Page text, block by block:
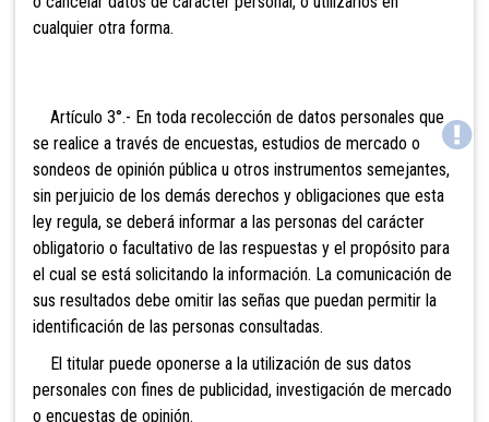
cualquier otra forma.
Artículo 3°.- En toda recolección de datos personales que
se realice a través de encuestas, estudios de mercado o
sondeos de opinión pública u otros instrumentos semejantes,
sin perjuicio de los demás derechos y obligaciones que esta
ley regula, se deberá informar a las personas del carácter
obligatorio o facultativo de las respuestas y el propósito para
el cual se está solicitando la información. La comunicación de
sus resultados debe omitir las señas que puedan permitir la
identificación de las personas consultadas.
El titular puede oponerse a la utilización de sus datos
personales con fines de publicidad, investigación de mercado
o encuestas de opinión.